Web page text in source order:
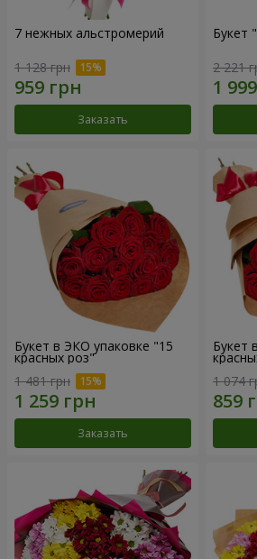
7 нежных альстромерий
1 128 грн
Заказать
Букет
2 221
Букет в ЭКО упаковке "15
красных роз"
1 481 грн
Заказать
Букет
1 074